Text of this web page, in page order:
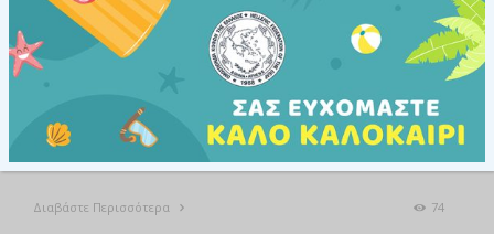
Προκήρυξη Εξετάσεων Επάρκειας
Ε.Ν.Γ. Ιουνίου – Ιουλίου 2014
Προκήρυξη Εξετάσεων Επάρκειας Ε.Ν.Γ. Ιουνίου –
Ιουλίου 2014
Διαβάστε Περισσότερα 74